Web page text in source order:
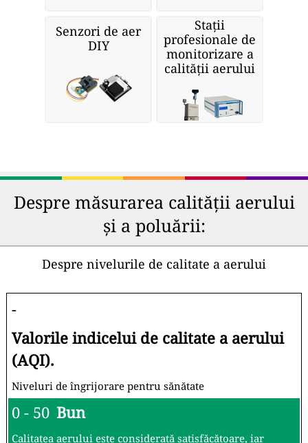
Senzori de aer
DIY
Stații
profesionale de
monitorizare a
calității aerului
Despre măsurarea calității aerului
și a poluării:
Despre nivelurile de calitate a aerului
-
Valorile indicelui de calitate a aerului
(AQI).
Niveluri de îngrijorare pentru sănătate
0 - 50 Bun
Calitatea aerului este considerată satisfăcătoare, iar